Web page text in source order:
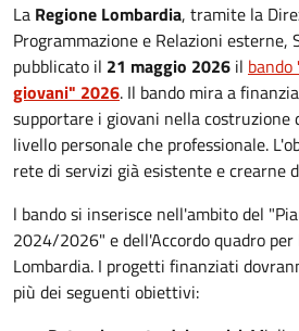
La Regione Lombardia, tramite la
Programmazione e Relazioni esterne,
pubblicato il 21 maggio 2026 il bando
giovani" 2026. Il bando mira a
supportare i giovani nella costruzione
livello personale che professionale.
rete di servizi già esistente e crearne
l bando si inserisce nell'ambito del
2024/2026" e dell'Accordo quadro
Lombardia. I progetti finanziati
più dei seguenti obiettivi: